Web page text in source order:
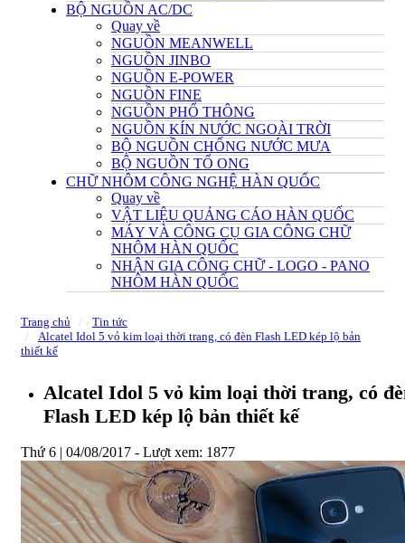
BỘ NGUỒN AC/DC
Quay về
NGUỒN MEANWELL
NGUỒN JINBO
NGUỒN E-POWER
NGUỒN FINE
NGUỒN PHỔ THÔNG
NGUỒN KÍN NƯỚC NGOÀI TRỜI
BỘ NGUỒN CHỐNG NƯỚC MƯA
BỘ NGUỒN TỔ ONG
CHỮ NHÔM CÔNG NGHỆ HÀN QUỐC
Quay về
VẬT LIỆU QUẢNG CÁO HÀN QUỐC
MÁY VÀ CÔNG CỤ GIA CÔNG CHỮ
NHÔM HÀN QUỐC
NHẬN GIA CÔNG CHỮ - LOGO - PANO
NHÔM HÀN QUỐC
Trang chủ
Tin tức
Alcatel Idol 5 vỏ kim loại thời trang, có đèn Flash LED kép lộ bản
thiết kế
Alcatel Idol 5 vỏ kim loại thời trang, có
Flash LED kép lộ bản thiết kế
Thứ 6 | 04/08/2017 - Lượt xem: 1877